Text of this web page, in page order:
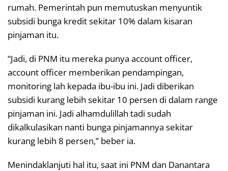
rumah. Pemerintah pun memutuskan menyuntik
subsidi bunga kredit sekitar 10% dalam kisaran
pinjaman itu.
“Jadi, di PNM itu mereka punya account officer,
account officer memberikan pendampingan,
monitoring lah kepada ibu-ibu ini. Jadi diberikan
subsidi kurang lebih sekitar 10 persen di dalam range
pinjaman ini. Jadi alhamdulillah tadi sudah
dikalkulasikan nanti bunga pinjamannya sekitar
kurang lebih 8 persen,” beber ia.
Menindaklanjuti hal itu, saat ini PNM dan Danantara